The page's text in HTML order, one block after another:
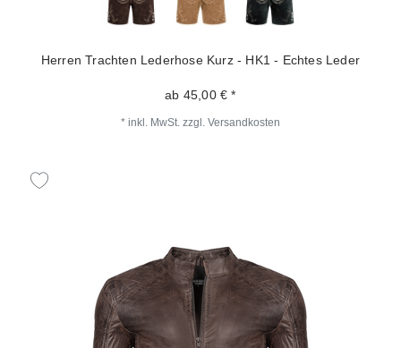
Herren Trachten Lederhose Kurz - HK1 - Echtes Leder
ab 45,00 € *
* inkl. MwSt. zzgl. Versandkosten